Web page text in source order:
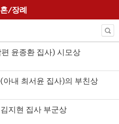
/장례
윤종환 집사) 시모상
내 최서윤 집사)의 부친상
지현 집사 부군상